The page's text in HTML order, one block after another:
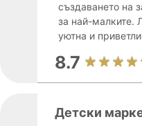
създаването на
за най-малките.
уютна и
8.7
Детски